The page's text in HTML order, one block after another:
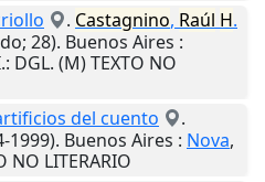
. Castagnino, Raúl H.
28). Buenos Aires :
: DGL. (M) TEXTO NO
del cuento
.
1999). Buenos Aires : Nova,
NO LITERARIO